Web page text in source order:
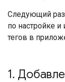
Следующий
по настройке
тегов в
1.